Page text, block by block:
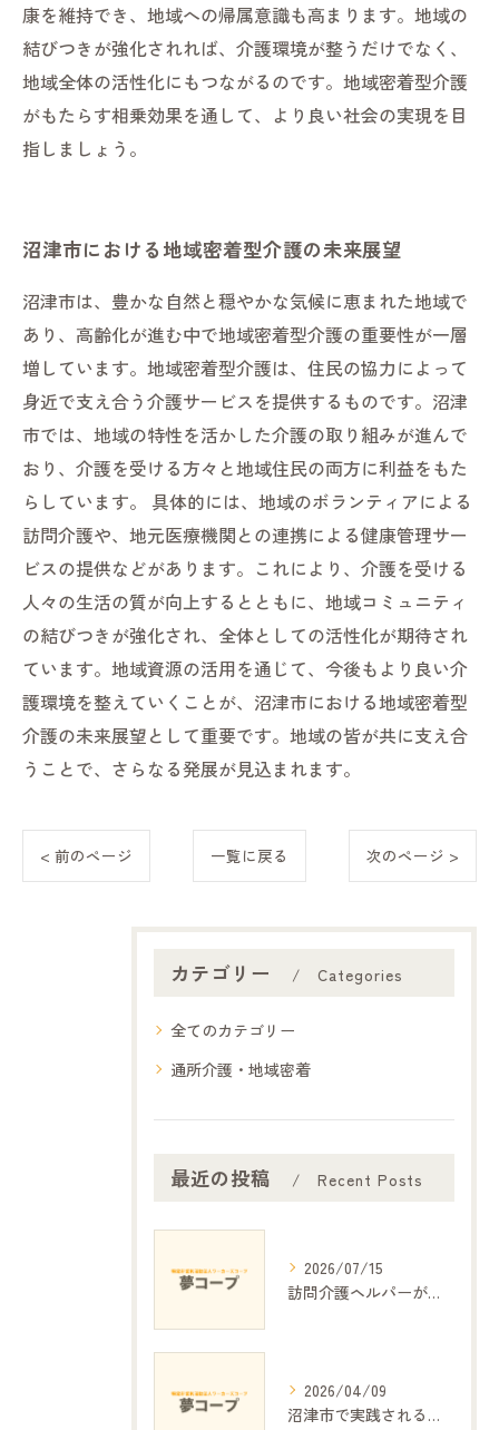
康を維持でき、地域への帰属意識も高まります。地域の
結びつきが強化されれば、介護環境が整うだけでなく、
地域全体の活性化にもつながるのです。地域密着型介護
がもたらす相乗効果を通して、より良い社会の実現を目
指しましょう。
沼津市における地域密着型介護の未来展望
沼津市は、豊かな自然と穏やかな気候に恵まれた地域で
あり、高齢化が進む中で地域密着型介護の重要性が一層
増しています。地域密着型介護は、住民の協力によって
身近で支え合う介護サービスを提供するものです。沼津
市では、地域の特性を活かした介護の取り組みが進んで
おり、介護を受ける方々と地域住民の両方に利益をもた
らしています。 具体的には、地域のボランティアによる
訪問介護や、地元医療機関との連携による健康管理サー
ビスの提供などがあります。これにより、介護を受ける
人々の生活の質が向上するとともに、地域コミュニティ
の結びつきが強化され、全体としての活性化が期待され
ています。地域資源の活用を通じて、今後もより良い介
護環境を整えていくことが、沼津市における地域密着型
介護の未来展望として重要です。地域の皆が共に支え合
うことで、さらなる発展が見込まれます。
< 前のページ 一覧に戻る 次のページ >
カテゴリー Categories
全てのカテゴリー
通所介護・地域密着
最近の投稿 Recent Posts
2026/07/15
訪問介護ヘルパーが支える日常生活の安心
2026/04/09
沼津市で実践される細やかな介護の工夫と地域密着サービス